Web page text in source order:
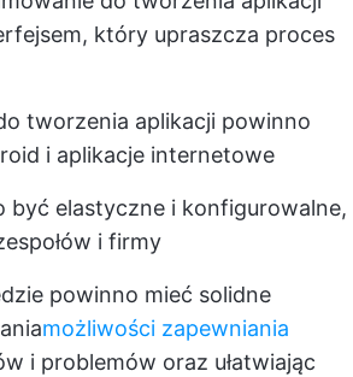
który upraszcza proces
tworzenia aplikacji powinno
i aplikacje internetowe
być elastyczne i konfigurowalne,
i firmy
powinno mieć solidne
możliwości zapewniania
i problemów oraz ułatwiając